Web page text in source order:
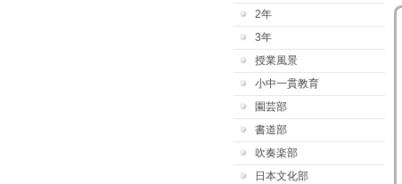
2年
3年
授業風景
小中一貫教育
園芸部
書道部
吹奏楽部
日本文化部